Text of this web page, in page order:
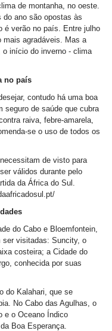
de montanha, no oeste.
ano são opostas às
é verão no país. Entre julho
mais agradáveis. Mas a
o início do inverno - clima
no país
contudo há uma boa
seguro de saúde que cubra
raiva, febre-amarela,
se o uso de todos os
de visto para
válidos durante pelo
da África do Sul.
do Cabo e Bloemfontein,
ser visitadas: Suncity, o
costeira; a Cidade do
conhecida por suas
do Kalahari, que se
No Cabo das Agulhas, o
e o Oceano Índico
Boa Esperança.